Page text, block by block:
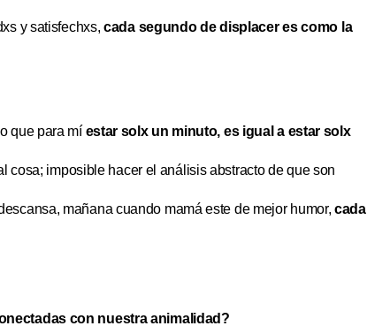
y satisfechxs,cada segundo de displacer es como la
que para mí estar solx un minuto, es igual a estar solx
cosa; imposible hacer el análisis abstracto de que son
mañana cuando mamá este de mejor humor,cada
con nuestra animalidad?